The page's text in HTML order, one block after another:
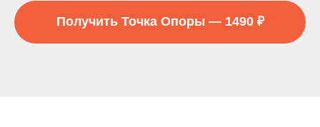
Получить Точка Опоры — 1490 ₽